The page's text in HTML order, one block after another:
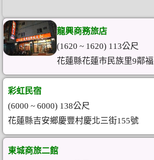
龍興商務旅店
(1620 ~ 1620) 113公尺
花蓮縣花蓮市民族里9鄰
彩虹民宿
(6000 ~ 6000) 138公尺
花蓮縣吉安鄉慶豐村慶北三街155號
東城商旅二館